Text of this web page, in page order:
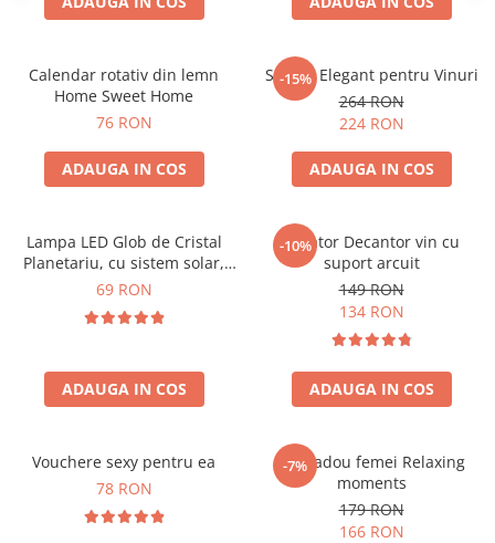
Calendar rotativ din lemn
Home Sweet Home
76 RON
ADAUGA IN COS
-15%
Suport Elegant pentru Vinuri
264 RON
224 RON
ADAUGA IN COS
Lampa LED Glob de Cristal
Planetariu, cu sistem solar,
cadou captivant
69 RON
ADAUGA IN COS
-10%
Aerator Decantor vin cu
suport arcuit
149 RON
134 RON
ADAUGA IN COS
Vouchere sexy pentru ea
78 RON
-7%
Set cadou femei Relaxing
moments
179 RON
166 RON